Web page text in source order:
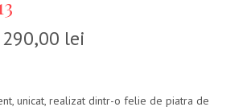
290,00 lei
unicat, realizat dintr-o felie de piatra de